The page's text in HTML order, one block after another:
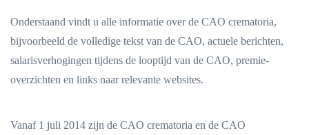
Onderstaand vindt u alle informatie over de CAO crematoria,
bijvoorbeeld de volledige tekst van de CAO, actuele berichten,
salarisverhogingen tijdens de looptijd van de CAO, premie-
overzichten en links naar relevante websites.
Vanaf 1 juli 2014 zijn de CAO crematoria en de CAO